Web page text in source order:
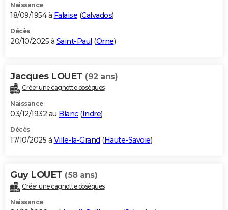
Naissance
18/09/1954 à Falaise (Calvados)
Décès
20/10/2025 à Saint-Paul (Orne)
Jacques LOUET (92 ans)
Créer une cagnotte obsèques
Naissance
03/12/1932 au Blanc(Indre)
Décès
17/10/2025 à Ville-la-Grand (Haute-Savoie)
Guy LOUET (58 ans)
Créer une cagnotte obsèques
Naissance